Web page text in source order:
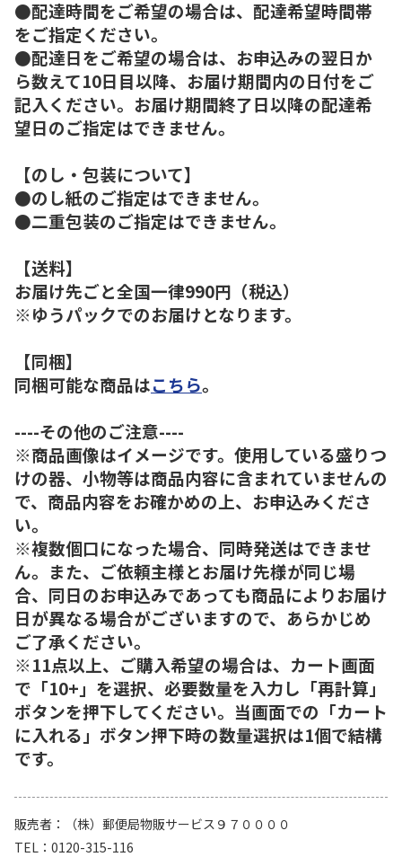
●配達時間をご希望の場合は、配達希望時間帯
をご指定ください。
●配達日をご希望の場合は、お申込みの翌日か
ら数えて10日目以降、お届け期間内の日付をご
記入ください。お届け期間終了日以降の配達希
望日のご指定はできません。
【のし・包装について】
●のし紙のご指定はできません。
●二重包装のご指定はできません。
【送料】
お届け先ごと全国一律990円（税込）
※ゆうパックでのお届けとなります。
【同梱】
同梱可能な商品はこちら。
----その他のご注意----
※商品画像はイメージです。使用している盛りつ
けの器、小物等は商品内容に含まれていませんの
で、商品内容をお確かめの上、お申込みくださ
い。
※複数個口になった場合、同時発送はできませ
ん。また、ご依頼主様とお届け先様が同じ場
合、同日のお申込みであっても商品によりお届け
日が異なる場合がございますので、あらかじめ
ご了承ください。
※11点以上、ご購入希望の場合は、カート画面
で「10+」を選択、必要数量を入力し「再計算」
ボタンを押下してください。当画面での「カート
に入れる」ボタン押下時の数量選択は1個で結構
です。
販売者
（株）郵便局物販サービス９７００００
TEL
0120-315-116